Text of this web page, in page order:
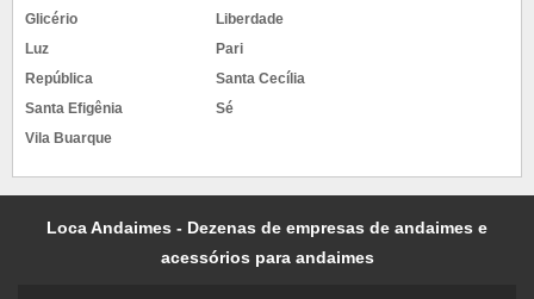
Glicério
Liberdade
Luz
Pari
República
Santa Cecília
Santa Efigênia
Sé
Vila Buarque
Loca Andaimes - Dezenas de empresas de andaimes e
acessórios para andaimes